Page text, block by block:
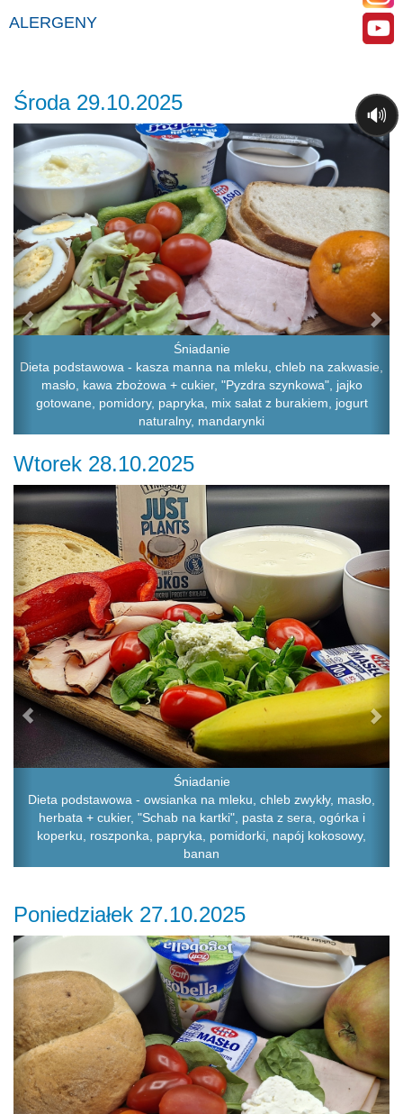
ALERGENY
Środa 29.10.2025
Śniadanie
Dieta podstawowa - kasza manna na mleku, chleb na zakwasie,
masło, kawa zbożowa + cukier, "Pyzdra szynkowa", jajko
gotowane, pomidory, papryka, mix sałat z burakiem, jogurt
naturalny, mandarynki
Previous
Wtorek 28.10.2025
Śniadanie
Dieta podstawowa - owsianka na mleku, chleb zwykły, masło,
herbata + cukier, "Schab na kartki", pasta z sera, ogórka i
koperku, roszponka, papryka, pomidorki, napój kokosowy,
banan
Previous
Poniedziałek 27.10.2025
Previous
🔊